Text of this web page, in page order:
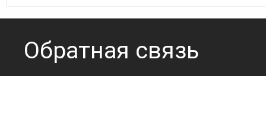
Обратная связь